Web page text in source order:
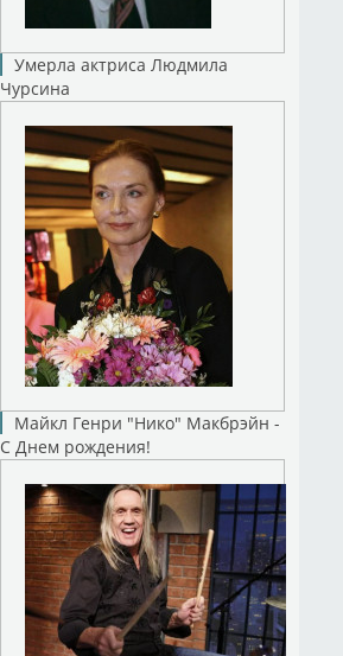
Умерла актриса Людмила
Чурсина
Майкл Генри "Нико" Макбрэйн -
С Днем рождения!